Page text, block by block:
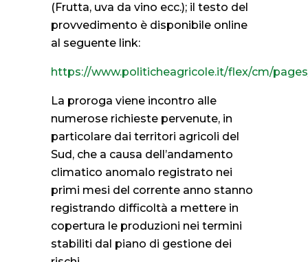
(Frutta, uva da vino ecc.); il testo del
provvedimento è disponibile online
al seguente link:
https://www.politicheagricole.it/flex/cm/
La proroga viene incontro alle
numerose richieste pervenute, in
particolare dai territori agricoli del
Sud, che a causa dell’andamento
climatico anomalo registrato nei
primi mesi del corrente anno stanno
registrando difficoltà a mettere in
copertura le produzioni nei termini
stabiliti dal piano di gestione dei